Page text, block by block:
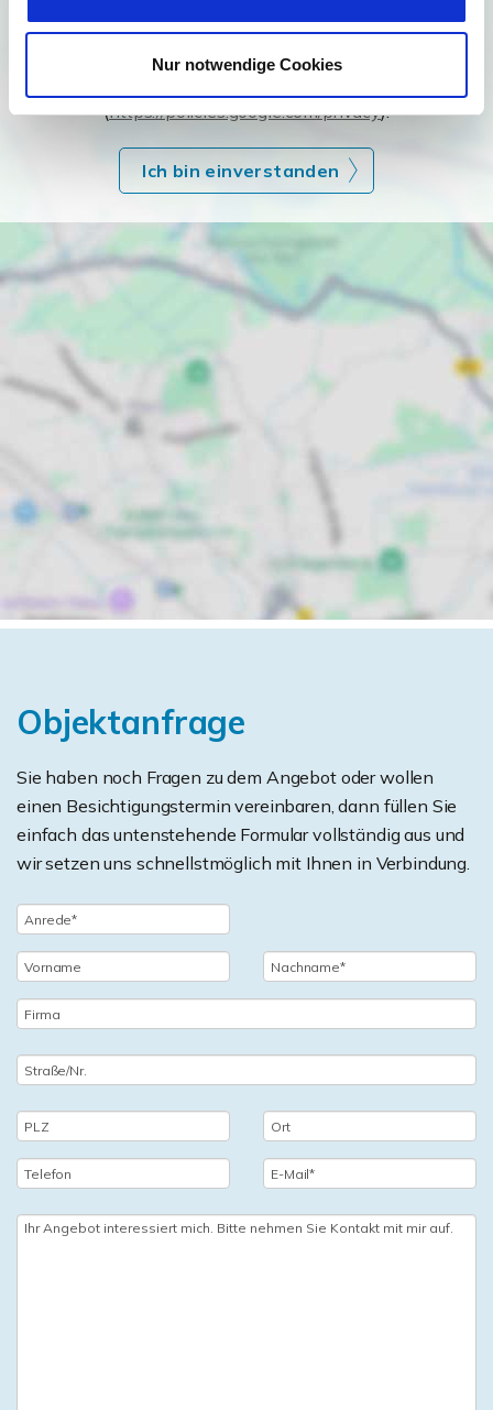
Nur notwendige Cookies
Ich bin damit einverstanden, dass mir Karten von Google
angezeigt werden. Es gelten die
(https://policies.google.com/privacy).
Ich bin einverstanden
Objektanfrage
Sie haben noch Fragen zu dem Angebot oder wollen
einen Besichtigungstermin vereinbaren, dann füllen Sie
einfach das untenstehende Formular vollständig aus und
wir setzen uns schnellstmöglich mit Ihnen in Verbindung.